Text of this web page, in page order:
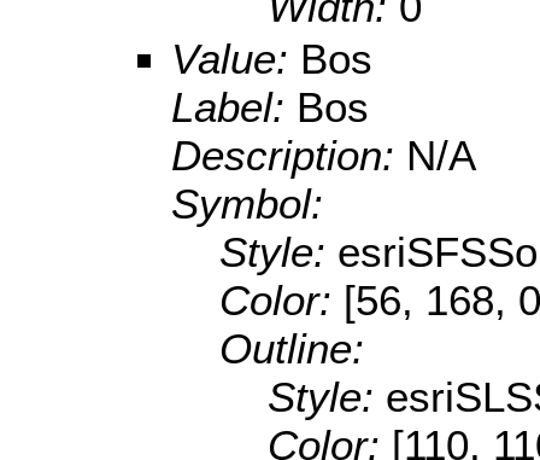
Value: Bos
Label: Bos
Description: N/A
Symbol:
Style:
Color: [56, 168,
Outline:
Style:
Color: [110,